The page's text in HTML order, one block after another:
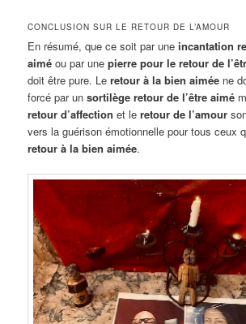
CONCLUSION SUR LE RETOUR DE L’AMOUR
En résumé, que ce soit par uneincantation
aimé ou par unepierre pour le retour de
doit être pure. Leretour à la bien aimée ne
forcé par unsortilège retour de l’être aimé
retour d’affection et leretour de l’amour
vers la guérison émotionnelle pour tous ceux
retour à la bien aimée.